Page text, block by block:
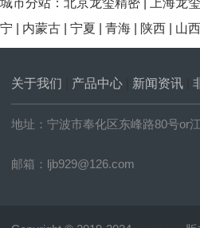
城市分站： 北京龙玺精密 上海龙
宁
内蒙古 宁夏 青海 陕西 山西
关于我们 产品中心| 新闻资讯|
地址：宁波市奉化区东峰路80号or
邮箱：ljb929@126.com